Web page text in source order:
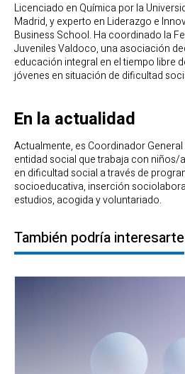
Licenciado en Química por la
Madrid, y experto en Liderazgo e
Business School. Ha coordinado la
Juveniles Valdoco, una asociación
educación integral en el tiempo libre
jóvenes en situación de dificultad
En la actualidad
Actualmente, es Coordinador
entidad social que trabaja con niños/
en dificultad social a través de
socioeducativa, inserción
estudios, acogida y voluntariado.
También podría interesarte